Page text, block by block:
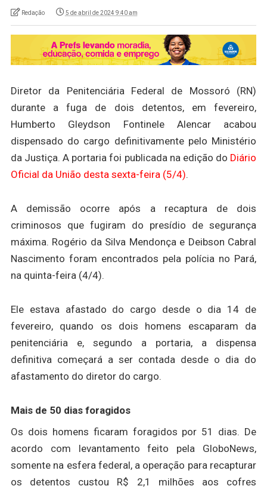
Redação 5 de abril de 2024 9:40 am
Diretor da Penitenciária Federal de Mossoró (RN)
durante a fuga de dois detentos, em fevereiro,
Humberto Gleydson Fontinele Alencar acabou
dispensado do cargo definitivamente pelo Ministério
da Justiça. A portaria foi publicada na edição do Diário
Oficial da União desta sexta-feira (5/4).
A demissão ocorre após a recaptura de dois
criminosos que fugiram do presídio de segurança
máxima. Rogério da Silva Mendonça e Deibson Cabral
Nascimento foram encontrados pela polícia no Pará,
na quinta-feira (4/4).
Ele estava afastado do cargo desde o dia 14 de
fevereiro, quando os dois homens escaparam da
penitenciária e, segundo a portaria, a dispensa
definitiva começará a ser contada desde o dia do
afastamento do diretor do cargo.
Mais de 50 dias foragidos
Os dois homens ficaram foragidos por 51 dias. De
acordo com levantamento feito pela GloboNews,
somente na esfera federal, a operação para recapturar
os detentos custou R$ 2,1 milhões aos cofres